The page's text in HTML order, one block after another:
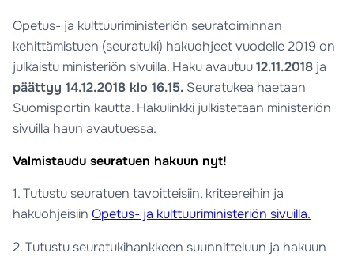
Opetus- ja kulttuuriministeriön seuratoiminnan
kehittämistuen (seuratuki) hakuohjeet vuodelle 2019 on
julkaistu ministeriön sivuilla. Haku avautuu12.11.2018 ja
päättyy 14.12.2018 klo 16.15. Seuratukea haetaan
Suomisportin kautta. Hakulinkki julkistetaan ministeriön
sivuilla haun avautuessa.
Valmistaudu seuratuen hakuun nyt!
1. Tutustu seuratuen tavoitteisiin, kriteereihin ja
hakuohjeisiinOpetus- ja kulttuuriministeriön sivuilla.
2. Tutustu seuratukihankkeen suunnitteluun ja hakuun